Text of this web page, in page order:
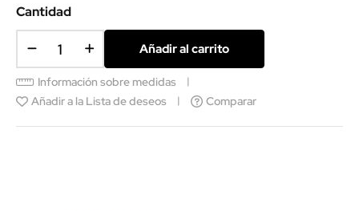
Cantidad
Añadir al carrito
Información sobre medidas
Añadir a la Lista de deseos
Comparar